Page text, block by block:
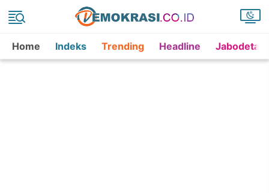
Home Indeks Trending Headline